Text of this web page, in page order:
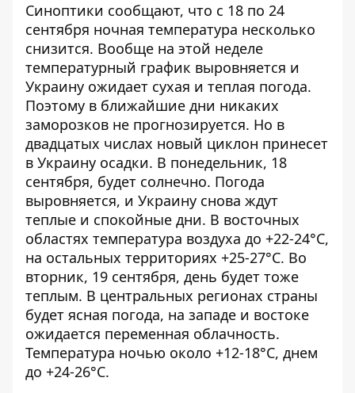
Синоптики сообщают, что с 18 по 24
сентября ночная температура несколько
снизится. Вообще на этой неделе
температурный график выровняется и
Украину ожидает сухая и теплая погода.
Поэтому в ближайшие дни никаких
заморозков не прогнозируется. Но в
двадцатых числах новый циклон принесет
в Украину осадки. В понедельник, 18
сентября, будет солнечно. Погода
выровняется, и Украину снова ждут
теплые и спокойные дни. В восточных
областях температура воздуха до +22-24°С,
на остальных территориях +25-27°С. Во
вторник, 19 сентября, день будет тоже
теплым. В центральных регионах страны
будет ясная погода, на западе и востоке
ожидается переменная облачность.
Температура ночью около +12-18°С, днем ​​
до +24-26°С.